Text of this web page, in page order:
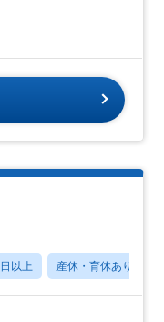
以上 産休・育休あり